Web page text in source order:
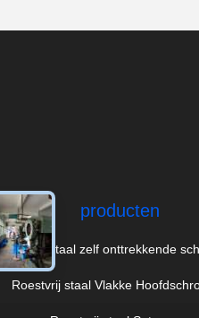
producten
roestvrij staal zelf onttrekkende
Roestvrij staal Vlakke